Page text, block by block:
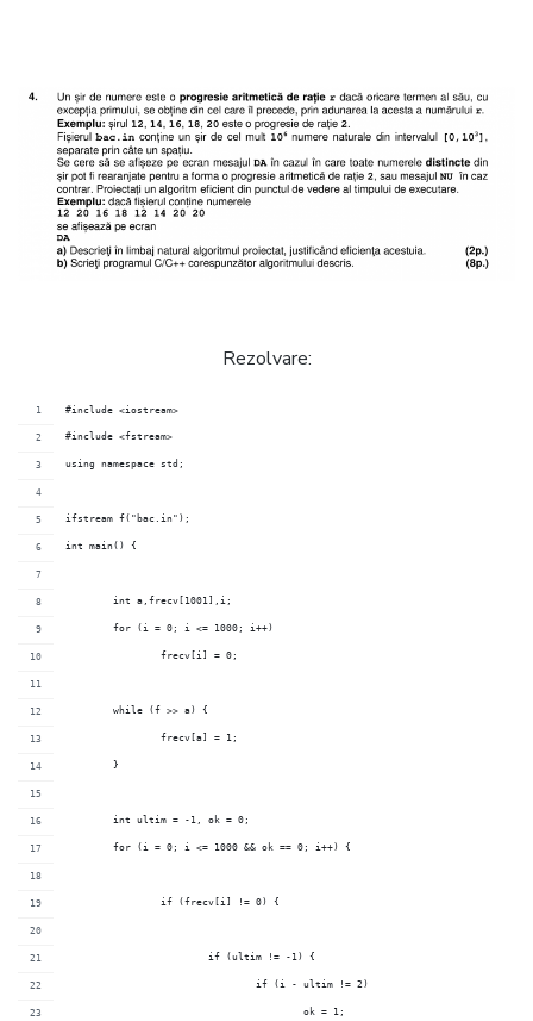
Rezolvare:
#include <iostream>
#include <fstream>
using namespace std;
ifstream f("bac.in");
int main() {
	int a,frecv[1001],i;
	for (i = 0; i <= 1000; i++)
		frecv[i] = 0;
    	while (f >> a) {
        	frecv[a] = 1;
	}
	int ultim = -1, ok = 0;
	for (i = 0; i <= 1000 && ok == 0; i++) {
		if (frecv[i] != 0) {
			if (ultim != -1) {
				if (i - ultim != 2)
					ok = 1;